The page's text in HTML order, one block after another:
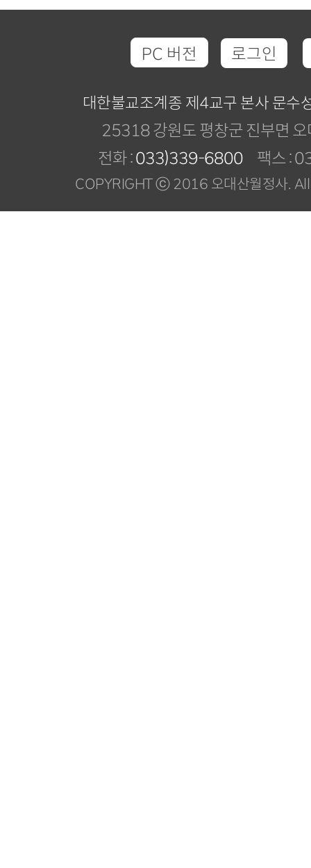
PC 버전 로그인
대한불교조계종 제4교구 본사 문수
25318 강원도 평창군 진부면
전화 :033)339-6800 팩스 :
COPYRIGHT ⓒ 2016 오대산월정사.